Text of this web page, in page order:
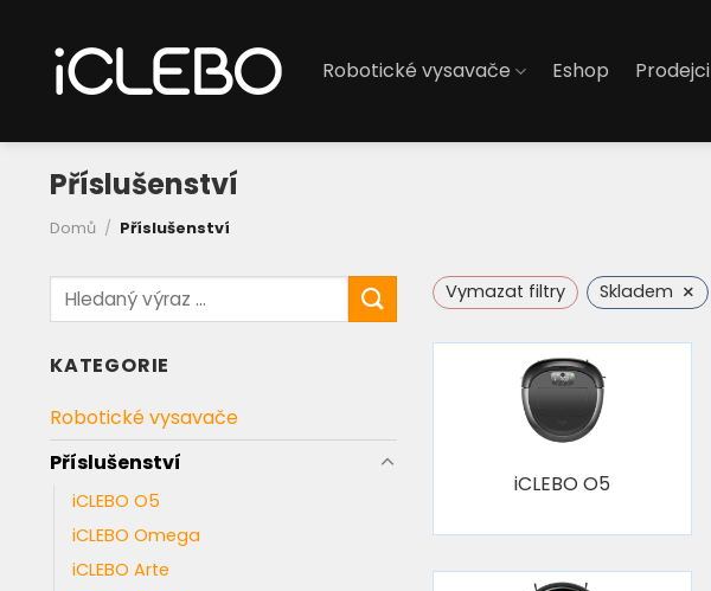
obsah
Robotické vysavače Eshop Prodejci
Příslušenství
Domů / Příslušenství
Hledat:
KATEGORIE
Robotické vysavače
Příslušenství
iCLEBO O5
iCLEBO Omega
iCLEBO Arte
Vymazat filtry Skladem ×
iCLEBO O5